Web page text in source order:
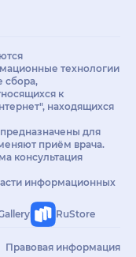
технологии
сбора,
к
находящихся
для
приём врача.
консультация
информационных
RuStore
Правовая информация